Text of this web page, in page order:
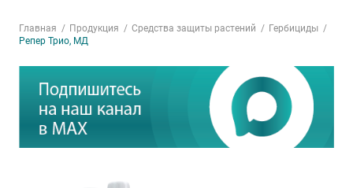
Главная Продукция Средства защиты растений
Гербициды
Репер Трио, МД